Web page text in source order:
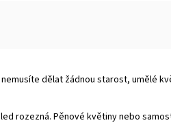
dělat žádnou starost, umělé
rozezná. Pěnové květiny nebo